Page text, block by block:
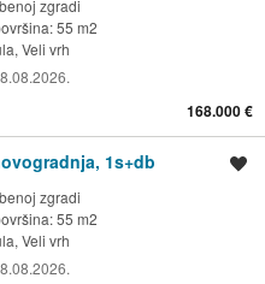
zgradi
55 m2
Veli vrh
168.000 €
1s+db
zgradi
55 m2
Veli vrh